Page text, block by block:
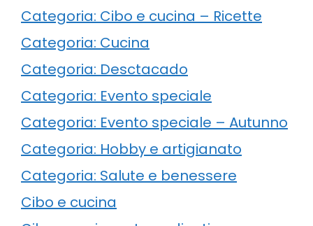
Categoria: Cibo e cucina – Ricette
Categoria: Cucina
Categoria: Desctacado
Categoria: Evento speciale
Categoria: Evento speciale – Autunno
Categoria: Hobby e artigianato
Categoria: Salute e benessere
Cibo e cucina